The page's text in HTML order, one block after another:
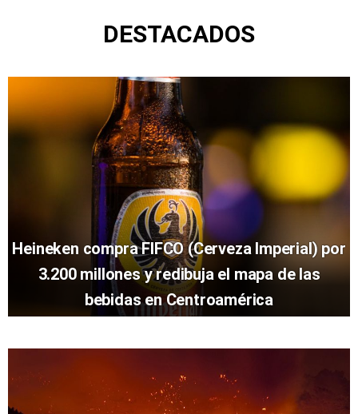
DESTACADOS
Heineken compra FIFCO (Cerveza Imperial) por
3.200 millones y redibuja el mapa de las
bebidas en Centroamérica